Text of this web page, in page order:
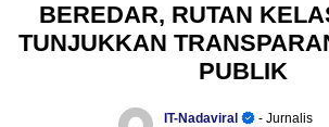
BEREDAR, RUTAN
TUNJUKKAN
PUBLIK
IT-Nadaviral
- Jurnalis